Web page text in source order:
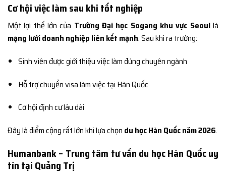
Cơ hội việc làm sau khi tốt nghiệp
Một lợi thế lớn của Trường Đại học Sogang khu vực Seoullà
mạng lưới doanh nghiệp liên kết mạnh. Sau khi ra trường:
Sinh viên được giới thiệu việc làm đúng chuyên ngành
Hỗ trợ chuyển visa làm việc tại Hàn Quốc
Cơ hội định cư lâu dài
Đây là điểm cộng rất lớn khi lựa chọn du học Hàn Quốc năm 2026.
Humanbank – Trung tâm tư vấn du học Hàn Quốc uy
tín tại Quảng Trị